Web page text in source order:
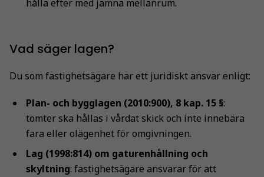
hålla efter med jämna mellanrum.
Vad säger lagen?
Du som fastighetsägare har ett juridiskt ansvar enligt:
Plan- och bygglagen (2010:900), 8 kap. 15 §:
tomter ska hållas i vårdat skick och inte innebära
fara eller olägenhet för omgivningen.
Lag (1998:814) om gaturenhållning och
skyltning: fastighetsägare ansvarar för att